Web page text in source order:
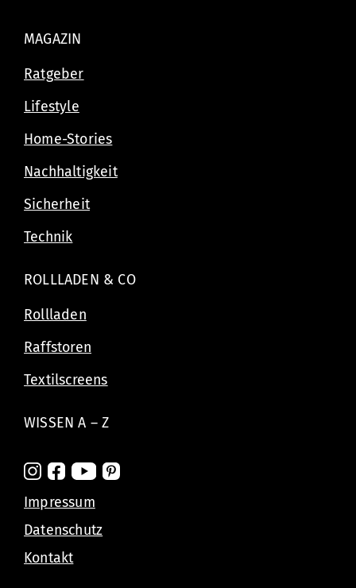
MAGAZIN
Ratgeber
Lifestyle
Home-Stories
Nachhaltigkeit
Sicherheit
Technik
ROLLLADEN & CO
Rollladen
Raffstoren
Textilscreens
WISSEN A – Z
Impressum
Datenschutz
Kontakt